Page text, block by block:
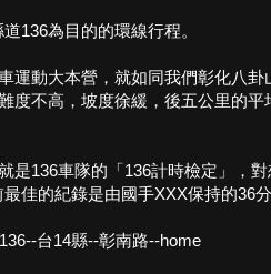
136為目的的環線行程。
運動大本營，就如同我們彰化八
度不高，坡度徐緩，後五公里的
是136車隊的「136計時檢定」，
最佳的紀錄是由國手XXX保持的
台14縣--彰南路--home